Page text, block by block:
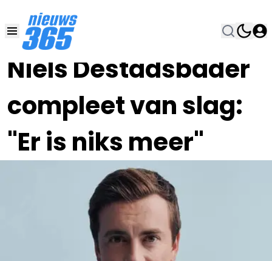
Niels Destadsbader
compleet van slag:
"Er is niks meer"
17 OKT 2024, 12:00